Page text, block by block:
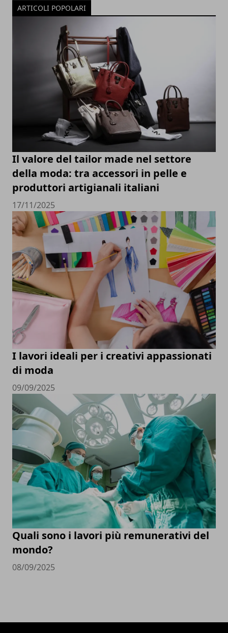
ARTICOLI POPOLARI
Il valore del tailor made nel settore
della moda: tra accessori in pelle e
produttori artigianali italiani
17/11/2025
I lavori ideali per i creativi appassionati
di moda
09/09/2025
Quali sono i lavori più remunerativi del
mondo?
08/09/2025